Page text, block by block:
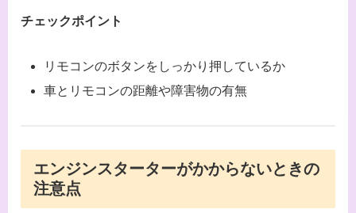
チェックポイント
リモコンのボタンをしっかり押しているか
車とリモコンの距離や障害物の有無
エンジンスターターがかからないときの
注意点